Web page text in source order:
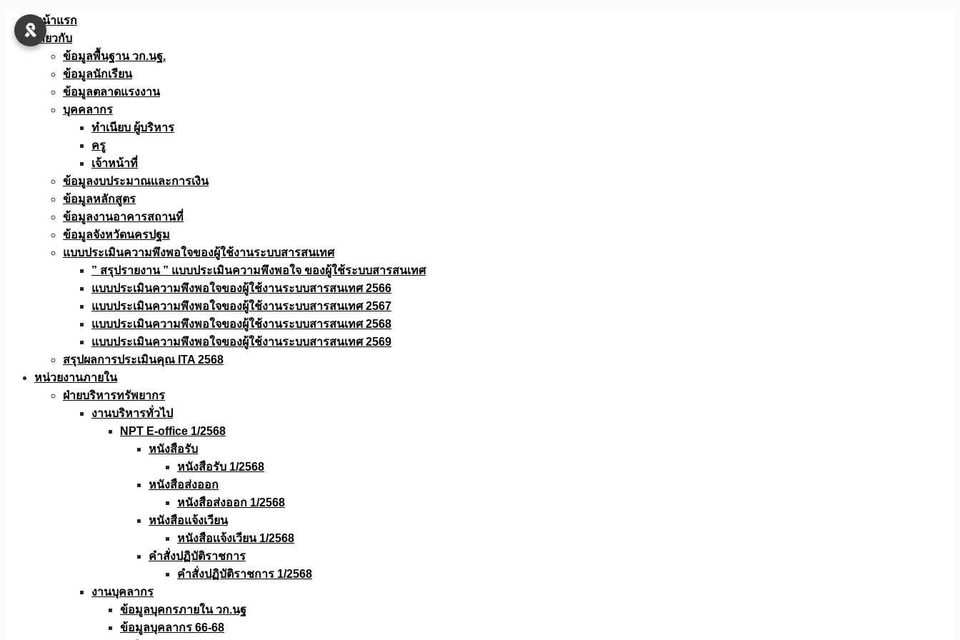
Skip
หน้าแรก
เกี่ยวกับ
ข้อมูลพื้นฐาน วก.นฐ.
ข้อมูลนักเรียน
ข้อมูลตลาดแรงงาน
บุคคลากร
ทำเนียบ ผู้บริหาร
ครู
เจ้าหน้าที่
ข้อมูลงบประมาณเเละการเงิน
ข้อมูลหลักสูตร
ข้อมูลงานอาคารสถานที่
ข้อมูลจังหวัดนครปฐม
แบบประเมินความพึงพอใจของผู้ใช้งานระบบสารสนเทศ
” สรุปรายงาน ” แบบประเมินความพึงพอใจ ของผู้ใช้ระบบสารสนเทศ
แบบประเมินความพึงพอใจของผู้ใช้งานระบบสารสนเทศ 2566
แบบประเมินความพึงพอใจของผู้ใช้งานระบบสารสนเทศ 2567
แบบประเมินความพึงพอใจของผู้ใช้งานระบบสารสนเทศ 2568
แบบประเมินความพึงพอใจของผู้ใช้งานระบบสารสนเทศ 2569
สรุปผลการประเมินคุณ ITA 2568
หน่วยงานภายใน
ฝ่ายบริหารทรัพยากร
งานบริหารทั่วไป
NPT E-office 1/2568
หนังสือรับ
หนังสือรับ 1/2568
หนังสือส่งออก
หนังสือส่งออก 1/2568
หนังสือแจ้งเวียน
หนังสือเเจ้งเวียน 1/2568
คำสั่งปฏิบัติราชการ
คำสั่งปฏิบัติราชการ 1/2568
งานบุคลากร
ข้อมูลบุคกรภายใน วก.นฐ
ข้อมูลบุคลากร 66-68